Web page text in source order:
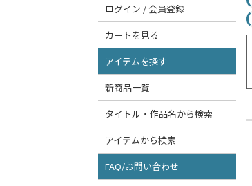
ログイン / 会員登録
カートを見る
アイテムを探す
新商品一覧
タイトル・作品名から検索
アイテムから検索
FAQ/お問い合わせ